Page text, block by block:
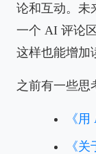
论和互动。未
一个 AI 评论
这样也能增加
之前有一些思
《
《